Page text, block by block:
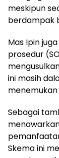
meskipun
berdampak
Mas Ipin
prosedur
ini masih
Sebagai
Skema ini